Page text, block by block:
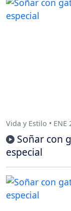
Vida y Estilo • ENE
Soñar con
especial